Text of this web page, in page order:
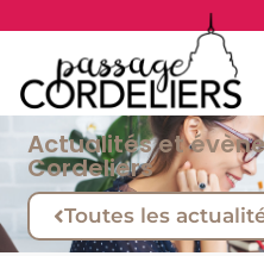
Actualités et
Cordeliers
Toutes les